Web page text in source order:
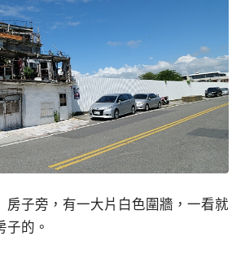
房子旁，有一大片白色圍牆，一看就
的。